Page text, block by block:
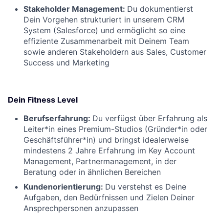
Stakeholder Management: Du dokumentierst
Dein Vorgehen strukturiert in unserem CRM
System (Salesforce) und ermöglicht so eine
effiziente Zusammenarbeit mit Deinem Team
sowie anderen Stakeholdern aus Sales, Customer
Success und Marketing
Dein Fitness Level
Berufserfahrung: Du verfügst über Erfahrung als
Leiter*in eines Premium-Studios (Gründer*in oder
Geschäftsführer*in) und bringst idealerweise
mindestens 2 Jahre Erfahrung im Key Account
Management, Partnermanagement, in der
Beratung oder in ähnlichen Bereichen
Kundenorientierung: Du verstehst es Deine
Aufgaben, den Bedürfnissen und Zielen Deiner
Ansprechpersonen anzupassen